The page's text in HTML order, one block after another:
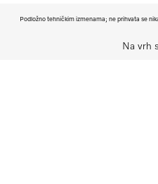
Podložno tehničkim izmenama; ne prihvata se
Na vrh